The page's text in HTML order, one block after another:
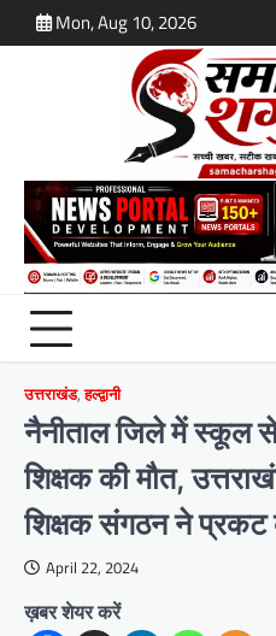
to
Mon, Aug 10, 2026
उत्तराखंड,हल्द्वानी
नैनीताल जिले में स्कूल
शिक्षक की मौत,
शिक्षक संगठन ने प्रकट
April 22, 2024
ख़बर शेयर करें